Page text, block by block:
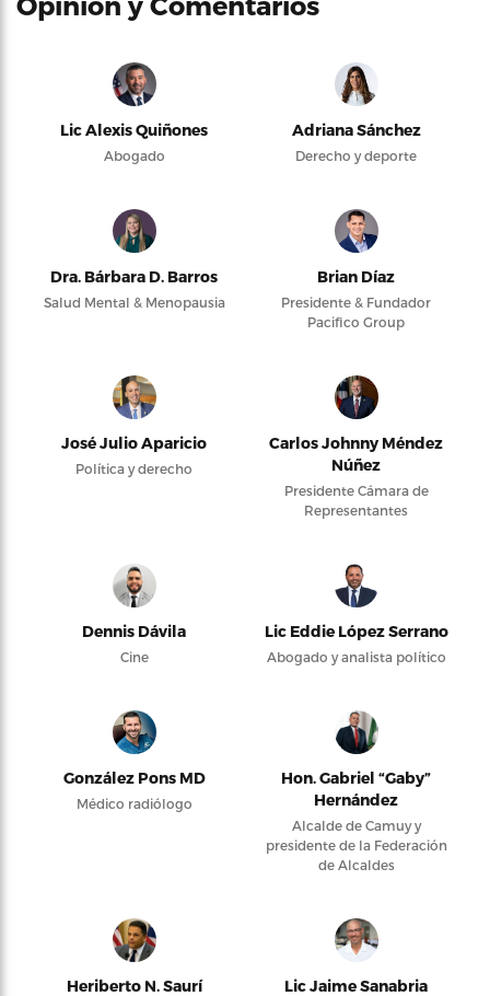
Lic Alexis Quiñones
Abogado
Adriana Sánchez
Derecho y deporte
Dra. Bárbara D. Barros
Salud Mental & Menopausia
Brian Díaz
Presidente & Fundador
Pacifico Group
José Julio Aparicio
Política y derecho
Carlos Johnny Méndez
Núñez
Presidente Cámara de
Representantes
Dennis Dávila
Cine
Lic Eddie López Serrano
Abogado y analista político
González Pons MD
Médico radiólogo
Hon. Gabriel “Gaby”
Hernández
Alcalde de Camuy y
presidente de la Federación
de Alcaldes
Heriberto N. Saurí Lic Jaime Sanabria